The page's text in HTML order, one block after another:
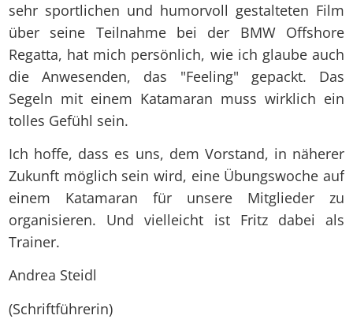
sehr sportlichen und humorvoll gestalteten Film
über seine Teilnahme bei der BMW Offshore
Regatta, hat mich persönlich, wie ich glaube auch
die Anwesenden, das "Feeling" gepackt. Das
Segeln mit einem Katamaran muss wirklich ein
tolles Gefühl sein.
Ich hoffe, dass es uns, dem Vorstand, in näherer
Zukunft möglich sein wird, eine Übungswoche auf
einem Katamaran für unsere Mitglieder zu
organisieren. Und vielleicht ist Fritz dabei als
Trainer.
Andrea Steidl
(Schriftführerin)